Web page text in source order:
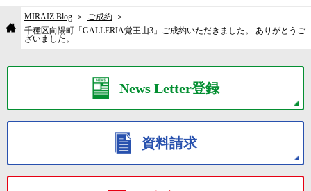
MIRAIZ Blog
ご成約
千種区向陽町「GALLERIA覚王山3」ご成約いただきました。 ありがとうご
ざいました。
News Letter登録
資料請求